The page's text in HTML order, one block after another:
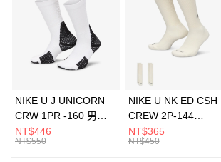
3 期 0 利率 每期
合作金庫商業銀行
第一商業銀行
華南商業銀行
彰化商業銀行
上海商業儲蓄銀行
元大商業銀行
Apple Pay
全盈+PAY
AFTEE先享後付
NIKE U J UNICORN
CRW 1PR -160 男女
中統襪 FZ3393100
NT$446
NT$550
NIKE U NK ED CSH
CREW 2P-144
EMBRDY 男女 短統襪
FZ3073133
NT$365
NT$450